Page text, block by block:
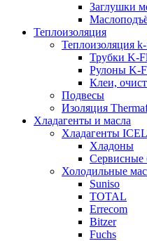
Заглушки
Теплоизоляция
Теплоизоляция
Трубки K-
Рулоны K-
Клеи,
Подвесы
Изоляция
Хладагенты и масла
Хладагенты
Хладоны
Сервисные
Холодильные
Suniso
TOTAL
Errecom
Bitzer
Fuchs